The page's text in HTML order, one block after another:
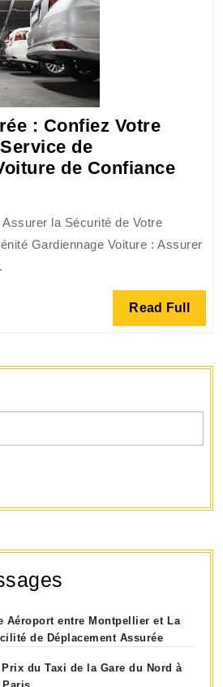
: Confiez Votre
de
de Confiance
Votre
à
un
la Sécurité de Votre
Gardiennage Voiture : Assurer
Read Full Read
Full
Aéroport entre Montpellier et La
de Déplacement Assurée
du Taxi de la Gare du Nord à